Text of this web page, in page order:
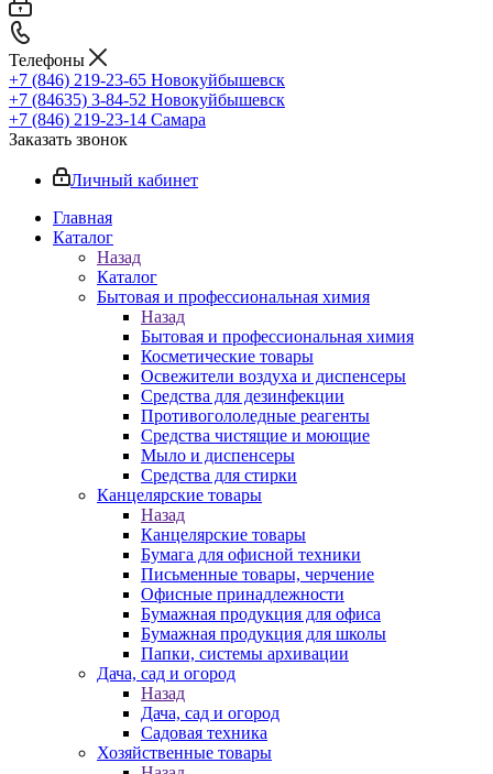
Телефоны
+7 (846) 219-23-65 Новокуйбышевск
+7 (84635) 3-84-52 Новокуйбышевск
+7 (846) 219-23-14 Самара
Заказать звонок
Личный кабинет
Главная
Каталог
Назад
Каталог
Бытовая и профессиональная химия
Назад
Бытовая и профессиональная химия
Косметические товары
Освежители воздуха и диспенсеры
Средства для дезинфекции
Противогололедные реагенты
Средства чистящие и моющие
Мыло и диспенсеры
Средства для стирки
Канцелярские товары
Назад
Канцелярские товары
Бумага для офисной техники
Письменные товары, черчение
Офисные принадлежности
Бумажная продукция для офиса
Бумажная продукция для школы
Папки, системы архивации
Дача, сад и огород
Назад
Дача, сад и огород
Садовая техника
Хозяйственные товары